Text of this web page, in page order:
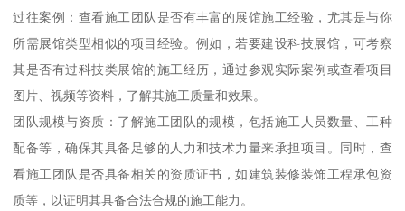
过往案例：查看施工团队是否有丰富的展馆施工经验，尤其是与你
所需展馆类型相似的项目经验。例如，若要建设科技展馆，可考察
其是否有过科技类展馆的施工经历，通过参观实际案例或查看项目
图片、视频等资料，了解其施工质量和效果。
团队规模与资质：了解施工团队的规模，包括施工人员数量、工种
配备等，确保其具备足够的人力和技术力量来承担项目。同时，查
看施工团队是否具备相关的资质证书，如建筑装修装饰工程承包资
质等，以证明其具备合法合规的施工能力。